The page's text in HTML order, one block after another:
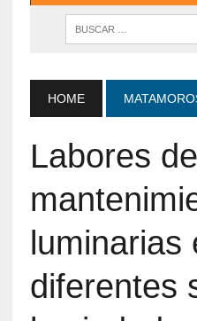
HOME
Labores de
luminarias
diferentes